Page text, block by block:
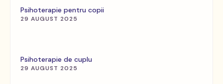
Psihoterapie pentru copii
29 AUGUST 2025
Psihoterapie de cuplu
29 AUGUST 2025